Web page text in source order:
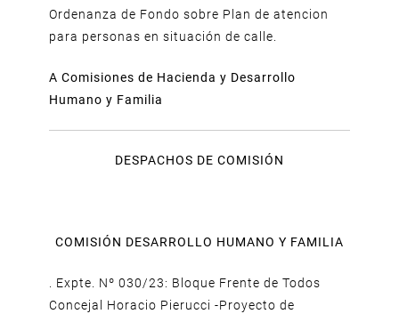
Ordenanza de Fondo sobre Plan de atencion
para personas en situación de calle.
A Comisiones de Hacienda y Desarrollo
Humano y Familia
DESPACHOS DE COMISIÓN
COMISIÓN DESARROLLO HUMANO Y FAMILIA
. Expte. Nº 030/23: Bloque Frente de Todos
Concejal Horacio Pierucci -Proyecto de